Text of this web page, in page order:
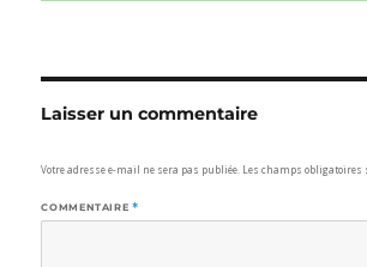
Laisser un commentaire
Votre adresse e-mail ne sera pas publiée. Les champs
COMMENTAIRE *